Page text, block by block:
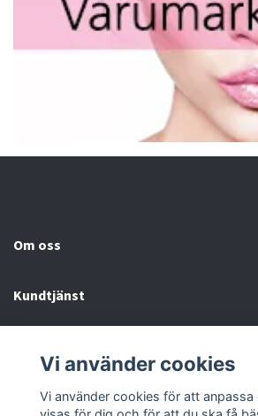
Om oss
Kundtjänst
Sociala medier
Vi använder cookies
Vi använder cookies för att anpassa